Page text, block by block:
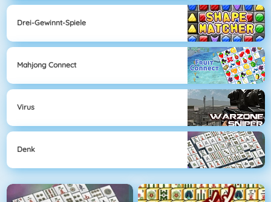
Drei-Gewinnt-Spiele
Mahjong Connect
Virus
Denk